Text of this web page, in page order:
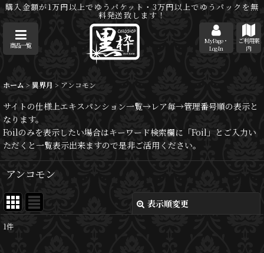
購入金額が1万円以上でゆうパケット・3万円以上でゆうパックを無
料発送致します！
商品一覧
MyPage・
Log-In
ご利用案
内
ホーム > 異界月 > アンコモン
サイトの仕様上エキスパンション一覧→レア毎→管理番号順の表示と
なります。
Foilのみを表示したい場合はキーワード検索欄に「Foil」とご入力い
ただくと一覧表示出来ますので是非ご活用ください。
アンコモン
表示順変更
1件